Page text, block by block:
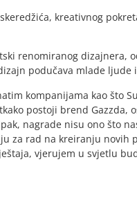
kreativnog
renomiranog dizajnera,
podučava mlade
kompanijama kao što
postoji brend Gazzda,
nagrade nisu ono što
za rad na kreiranju novih
vjerujem u svjetlu